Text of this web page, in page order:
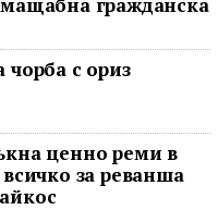
чорба с ориз
ценно реми в
за реванша